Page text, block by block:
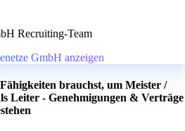
Recruiting-Team
GmbH anzeigen
brauchst, um Meister /
Leiter - Genehmigungen & Verträge